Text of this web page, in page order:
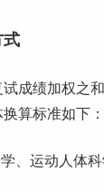
式
成绩加权之
算标准如下：
、运动人体